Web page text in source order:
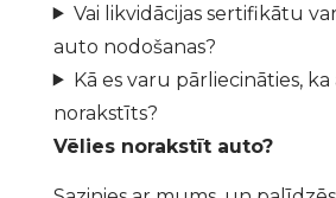
Vai likvidācijas sertifikātu
auto nodošanas?
Kā es varu pārliecināties,
norakstīts?
Vēlies norakstīt auto?